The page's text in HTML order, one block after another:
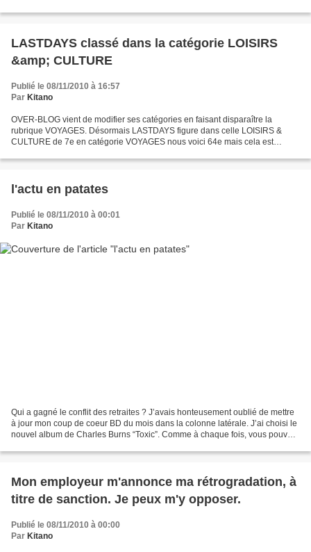
LASTDAYS classé dans la catégorie LOISIRS
&amp; CULTURE
Publié le 08/11/2010 à 16:57
Par Kitano
OVER-BLOG vient de modifier ses catégories en faisant disparaître la
rubrique VOYAGES. Désormais LASTDAYS figure dans celle LOISIRS &
CULTURE de 7e en catégorie VOYAGES nous voici 64e mais cela est
l'actu en patates
Publié le 08/11/2010 à 00:01
Par Kitano
Qui a gagné le conflit des retraites ? J’avais honteusement oublié de mettre
à jour mon coup de coeur BD du mois dans la colonne latérale. J’ai choisi le
nouvel album de Charles Burns “Toxic”. Comme à chaque fois, vous pouvez
Mon employeur m'annonce ma rétrogradation, à
titre de sanction. Je peux m'y opposer.
Publié le 08/11/2010 à 00:00
Par Kitano